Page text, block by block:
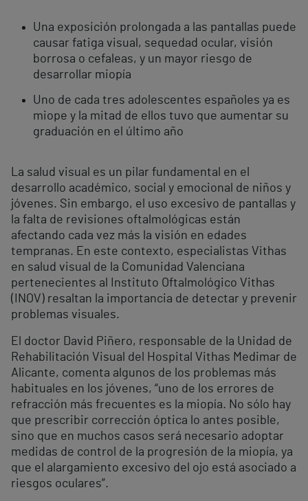
Una exposición prolongada a las pantallas puede
causar fatiga visual, sequedad ocular, visión
borrosa o cefaleas, y un mayor riesgo de
desarrollar miopía
Uno de cada tres adolescentes españoles ya es
miope y la mitad de ellos tuvo que aumentar su
graduación en el último año
La salud visual es un pilar fundamental en el
desarrollo académico, social y emocional de niños y
jóvenes. Sin embargo, el uso excesivo de pantallas y
la falta de revisiones oftalmológicas están
afectando cada vez más la visión en edades
tempranas. En este contexto, especialistas Vithas
en salud visual de la Comunidad Valenciana
pertenecientes al Instituto Oftalmológico Vithas
(INOV) resaltan la importancia de detectar y prevenir
problemas visuales.
El doctor David Piñero, responsable de la Unidad de
Rehabilitación Visual del Hospital Vithas Medimar de
Alicante, comenta algunos de los problemas más
habituales en los jóvenes, “uno de los errores de
refracción más frecuentes es la miopía. No sólo hay
que prescribir corrección óptica lo antes posible,
sino que en muchos casos será necesario adoptar
medidas de control de la progresión de la miopía, ya
que el alargamiento excesivo del ojo está asociado a
riesgos oculares”.